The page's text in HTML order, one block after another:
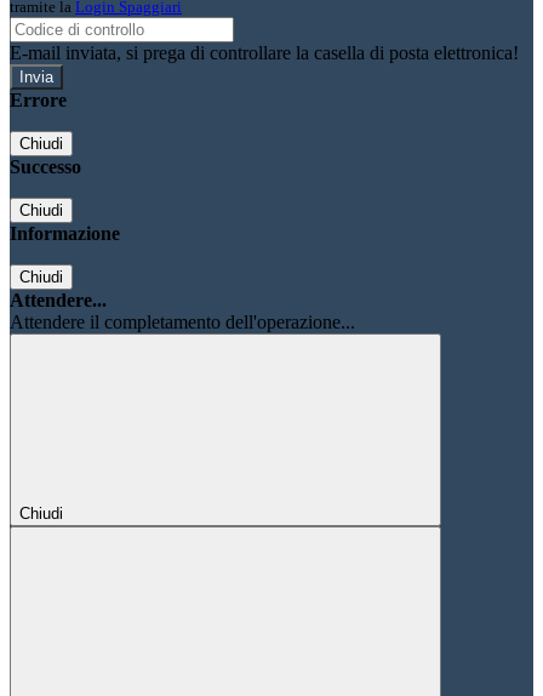
tramite la Login Spaggiari
E-mail inviata, si prega di controllare la casella di posta elettronica!
Errore
Chiudi
Successo
Chiudi
Informazione
Chiudi
Attendere...
Attendere il completamento dell'operazione...
Chiudi